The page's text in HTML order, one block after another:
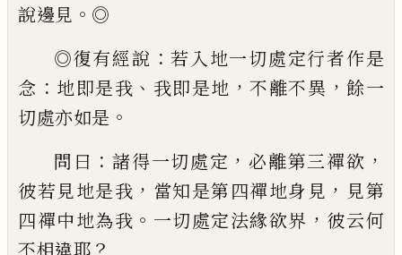
說邊見 。 ◎
◎復有經說 ：若入地一切處定行者作是
念 ： 地即是我 、 我即是地 ，不離不異 ，餘一
切處亦如是 。
問曰 ：諸得一切處定 ， 必離第三禪欲 ，
彼若見地是我 ， 當知是第四禪地身見 ， 見第
四禪中地為我 。 一切處定法緣欲界 ， 彼云何
不相違耶 ？